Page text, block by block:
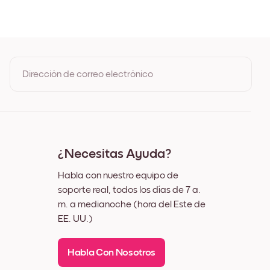
Dirección de correo electrónico
¿Necesitas Ayuda?
Habla con nuestro equipo de
soporte real, todos los días de 7 a.
m. a medianoche (hora del Este de
EE. UU.)
Habla Con Nosotros